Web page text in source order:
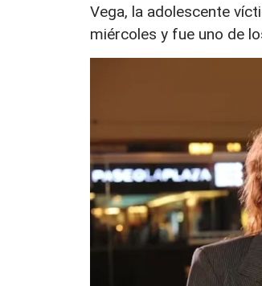
Vega, la adolescente
miércoles y fue uno de